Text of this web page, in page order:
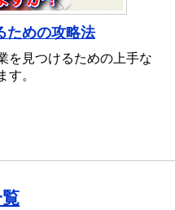
ための攻略法
を見つけるための上手な
す。